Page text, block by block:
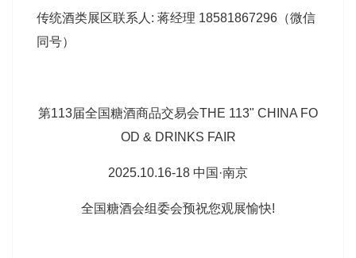
传统酒类展区联系人: 蒋经理 18581867296（微信
同号）
第113届全国糖酒商品交易会THE 113" CHINA FO
OD & DRINKS FAIR
2025.10.16-18 中国·南京
全国糖酒会组委会预祝您观展愉快!